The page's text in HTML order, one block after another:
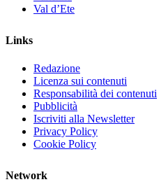
Val d’Ete
Links
Redazione
Licenza sui contenuti
Responsabilità dei contenuti
Pubblicità
Iscriviti alla Newsletter
Privacy Policy
Cookie Policy
Network